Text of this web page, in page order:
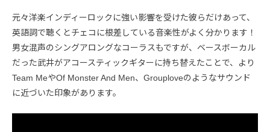
元々洋楽インディーロックに強い影響を受けた彼らだけあって、
英語詞で聴くとチェコに根差している音楽性がよく分かります！
男女混声のシングアロングなコーラスもですが、ベースボーカル
だった武井がアコースティックギターに持ち替えたことで、より
Team MeやOf Monster And Men、Grouploveのようなサウンド
に近づいた印象があります。